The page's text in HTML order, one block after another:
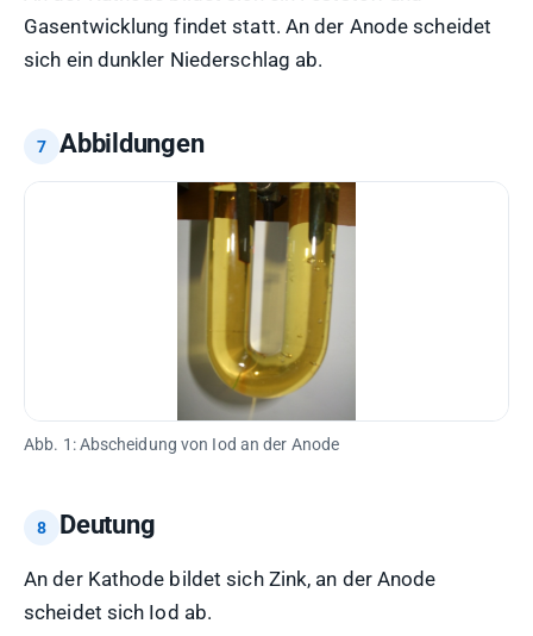
Gasentwicklung findet statt. An der Anode scheidet
sich ein dunkler Niederschlag ab.
Abbildungen
Abb. 1: Abscheidung von Iod an der Anode
Deutung
An der Kathode bildet sich Zink, an der Anode
scheidet sich Iod ab.